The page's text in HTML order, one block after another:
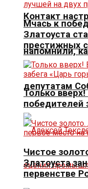
Контакт
напомнили,
депутатам
Мчась к
Златоуста
престижных
Только
победителей
Чистое
Златоуста
первенстве